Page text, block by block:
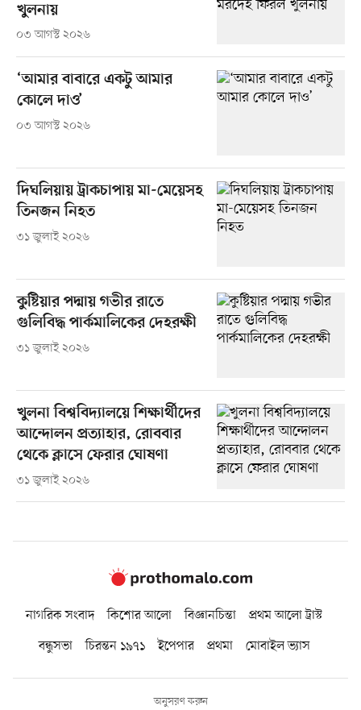
খুলনায়
০৩ আগস্ট ২০২৬
‘আমার বাবারে একটু আমার
কোলে দাও’
০৩ আগস্ট ২০২৬
দিঘলিয়ায় ট্রাকচাপায় মা-মেয়েসহ
তিনজন নিহত
৩১ জুলাই ২০২৬
কুষ্টিয়ার পদ্মায় গভীর রাতে
গুলিবিদ্ধ পার্কমালিকের দেহরক্ষী
৩১ জুলাই ২০২৬
খুলনা বিশ্ববিদ্যালয়ে শিক্ষার্থীদের
আন্দোলন প্রত্যাহার, রোববার
থেকে ক্লাসে ফেরার ঘোষণা
৩১ জুলাই ২০২৬
নাগরিক সংবাদ কিশোর আলো বিজ্ঞানচিন্তা
প্রথম আলো ট্রাস্ট
বন্ধুসভা
চিরন্তন ১৯৭১ ইপেপার প্রথমা মোবাইল ভ্যাস
অনুসরণ করুন